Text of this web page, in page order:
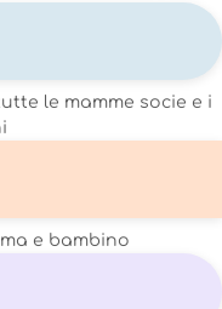
le mamme socie e i
e bambino